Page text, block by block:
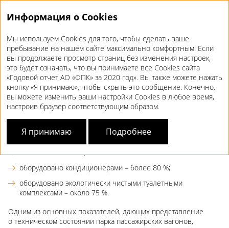
Годовой отчет 2020
ТЕКУЩЕЕСОСТОЯНИЕ ПАРКА
ПАССАЖИРСКИХ ВАГОНОВ
Подвижной состав АО «ФПК» высоко неоднороден:
вагоны разных типов и возраста (средний возраст – около
17 лет);
износ – около 55 %;
оборудовано кондиционерами – более 80 %;
оборудовано экологически чистыми туалетными
комплексами – около 75 %.
Одним из основных показателей, дающих представление
о техническом состоянии парка пассажирских вагонов,
Информация о Cookies
Мы используем Cookies для того, чтобы сделать ваше
пребывание на нашем сайте максимально комфортным. Если
вы продолжаете просмотр страниц без изменения настроек,
это будет означать, что вы принимаете все Cookies сайта
«Годовой отчет АО «ФПК» за 2020 год». Вы также можете нажать
кнопку «Я принимаю», чтобы скрыть это сообщение. Конечно,
вы можете изменить ваши настройки Cookies в любое время,
настроив браузер соответствующим образом.
Я принимаю Подробнее